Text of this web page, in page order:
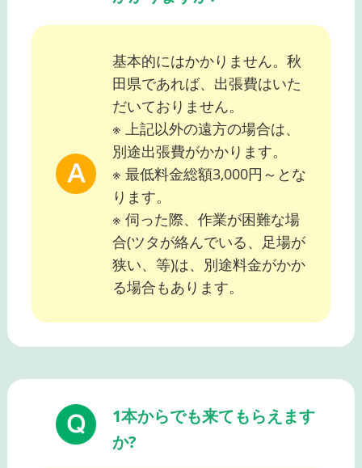
基本的にはかかりません。秋
田県であれば、出張費はいた
だいておりません。
※ 上記以外の遠方の場合は、
別途出張費がかかります。
※ 最低料金総額3,000円～とな
ります。
※ 伺った際、作業が困難な場
合(ツタが絡んでいる、足場が
狭い、等)は、別途料金がかか
る場合もあります。
1本からでも来てもらえます
か?